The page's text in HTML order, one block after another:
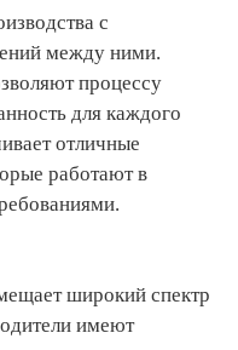
с
между ними.
процессу
для каждого
отличные
работают в
широкий спектр
имеют